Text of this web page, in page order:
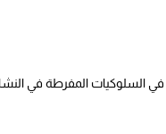
المفرطة في